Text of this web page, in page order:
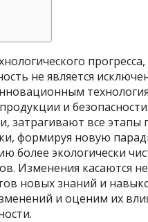
прогресса,
не является
и
затрагивают все этапы
формируя новую
более экологически
Изменения касаются
новых знаний и
и оценим их